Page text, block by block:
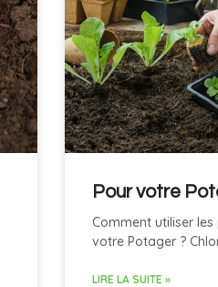
Pour votre
Comment utiliser
votre Potager ?
LIRE LA SUITE »